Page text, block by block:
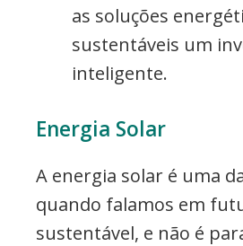
as soluções
sustentáveis um
inteligente.
Energia Solar
A energia solar é uma
quando falamos em
sustentável, e não é